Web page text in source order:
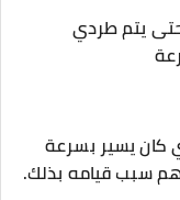
يتم طردي
كان يسير بسرعة
سبب قيامه بذلك.